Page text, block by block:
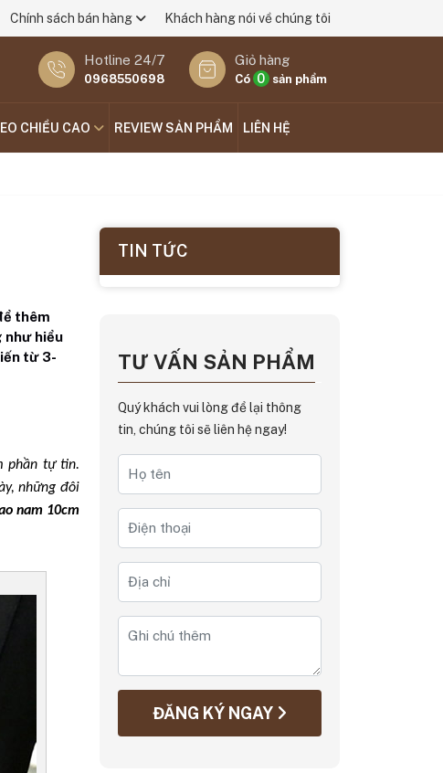
Chính sách bán hàng Khách hàng nói về chúng tôi
Giỏ hàng
Có 0 sản phẩm
Hotline 24/7
0968550698
CHIỀU CAO REVIEW SẢN PHẨM LIÊN HỆ
thêm
như hiểu
từ 3-
phần tự tin.
những đôi
nam 10cm
TIN TỨC
TƯ VẤN SẢN PHẨM
Quý khách vui lòng để lại thông
tin, chúng tôi sẽ liên hệ ngay!
ĐĂNG KÝ NGAY